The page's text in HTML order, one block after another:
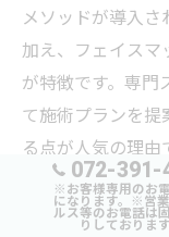
メソッドが導入さ
加え、フェイスマ
が特徴です。専門
て施術プランを提
る点が人気の理由
具体的には、産
化、むくみをケ
072-391-
※お客様専用のお
になります。※営
ルス等のお電話は
りしております